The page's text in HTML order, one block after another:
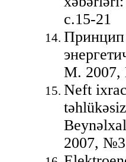
с.15-21
Принцип
М. 2007,
Neft
2007,